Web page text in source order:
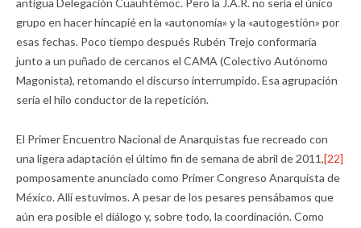
antigua Delegación Cuauhtémoc. Pero la J.A.R. no sería el único
grupo en hacer hincapié en la «autonomía» y la «autogestión» por
esas fechas. Poco tiempo después Rubén Trejo conformaría
junto a un puñado de cercanos el CAMA (Colectivo Autónomo
Magonista), retomando el discurso interrumpido. Esa agrupación
sería el hilo conductor de la repetición.
El Primer Encuentro Nacional de Anarquistas fue recreado con
una ligera adaptación el último fin de semana de abril de 2011,[22]
pomposamente anunciado como Primer Congreso Anarquista de
México. Allí estuvimos. A pesar de los pesares pensábamos que
aún era posible el diálogo y, sobre todo, la coordinación. Como